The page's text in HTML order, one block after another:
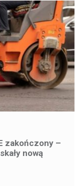
zakończony –
nową